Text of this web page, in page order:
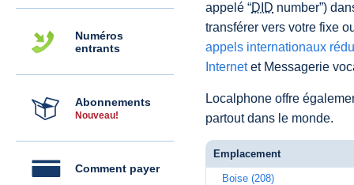
Numéros
entrants
Abonnements
Nouveau!
Comment payer
appelé “DID number”)
transférer vers votre fixe
appels internationaux
Internetet Messagerie
Localphone offre
partout dans le monde.
Emplacement
Boise (208)